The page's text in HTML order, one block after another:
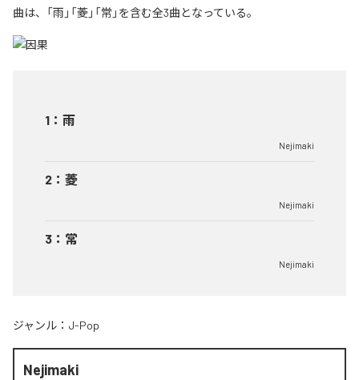
曲は、「雨」「菱」「常」を含む全3曲となっている。
1 ： 雨
Nejimaki
2 ： 菱
Nejimaki
3 ： 常
Nejimaki
ジャンル： J-Pop
Nejimaki